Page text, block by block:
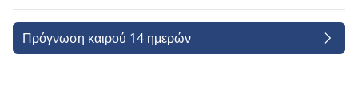
Πρόγνωση καιρού 14 ημερών